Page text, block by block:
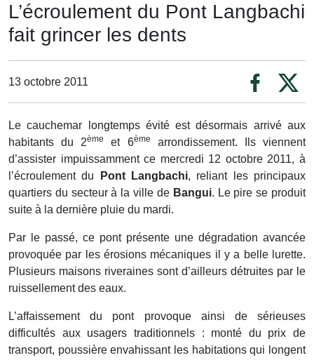
L’écroulement du Pont Langbachi
fait grincer les dents
13 octobre 2011
Le cauchemar longtemps évité est désormais arrivé aux
habitants du 2ème et 6ème
arrondissement. Ils viennent
d’assister impuissamment ce mercredi 12 octobre 2011, à
l’écroulement du
Pont Langbachi, reliant les principaux
quartiers du secteur à la ville de Bangui. Le pire se produit
suite à la dernière pluie du mardi.
Par le passé, ce pont présente une dégradation avancée
provoquée par les érosions mécaniques il y a belle lurette.
Plusieurs maisons riveraines sont d’ailleurs détruites par le
ruissellement des eaux.
L’affaissement du pont provoque ainsi de sérieuses
difficultés aux usagers traditionnels : monté du prix de
transport, poussière envahissant les habitations qui longent